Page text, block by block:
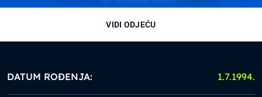
VIDI ODJEĆU
DATUM ROĐENJA: 1.7.1994.